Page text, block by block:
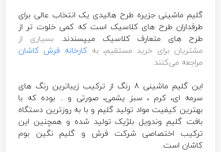
گلیم ماشینی جزیره طرح هالیدی یک انتخاب عالی برای
طرفداران طرح های کلاسیک است که کمی خلوت تر از
طرح های متعارف کلاسیک میپسندند. بسیاری از
مشتریان برای خرید مستقیم، بهکارخانه فرش کاشان
مراجعه می‌کنند.
این گلیم ماشینی 8 رنگ از ترکیب زیباترین رنگ های
سرمه ای، کرم ، سبز یشمی، صورتی و .. بوده که با
بهترین کیفیت مواد تولید گلیم و با به روزترین دستگاه
بافت گلیم وندویل بلژیک تولید شده و همچنین این
ترکیب اختصاصی شرکت فرش و گلیم نگین بوم
کاشان است.